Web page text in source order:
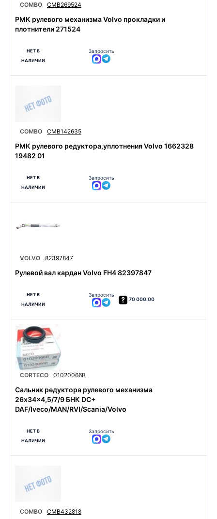
COMBO CMB269524
РМК рулевого механизма Volvo прокладки и
плотнители 271524
НЕТ В
НАЛИЧИИ
Запросить
COMBO CMB142635
РМК рулевого редуктора,уплотнения Volvo 1662328
19482 01
НЕТ В
НАЛИЧИИ
Запросить
VOLVO 82397847
Рулевой вал кардан Volvo FH4 82397847
НЕТ В
НАЛИЧИИ
Запросить
70 000.00
CORTECO 01020066B
Сальник редуктора рулевого механизма
26x34x4,5/7/9 БНК DC+
DAF/Iveco/MAN/RVI/Scania/Volvo
НЕТ В
НАЛИЧИИ
Запросить
COMBO CMB432818